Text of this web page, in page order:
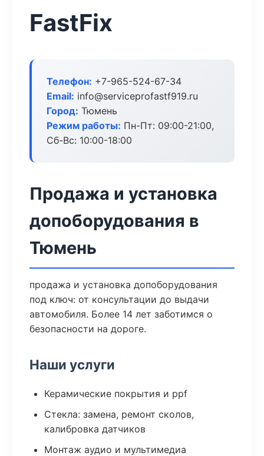
FastFix
Телефон: +7-965-524-67-34
Email: info@serviceprofastf919.ru
Город: Тюмень
Режим работы: Пн-Пт: 09:00-21:00,
Сб-Вс: 10:00-18:00
Продажа и установка
допоборудования в
Тюмень
продажа и установка допоборудования
под ключ: от консультации до выдачи
автомобиля. Более 14 лет заботимся о
безопасности на дороге.
Наши услуги
Керамические покрытия и ppf
Стекла: замена, ремонт сколов,
калибровка датчиков
Монтаж аудио и мультимедиа